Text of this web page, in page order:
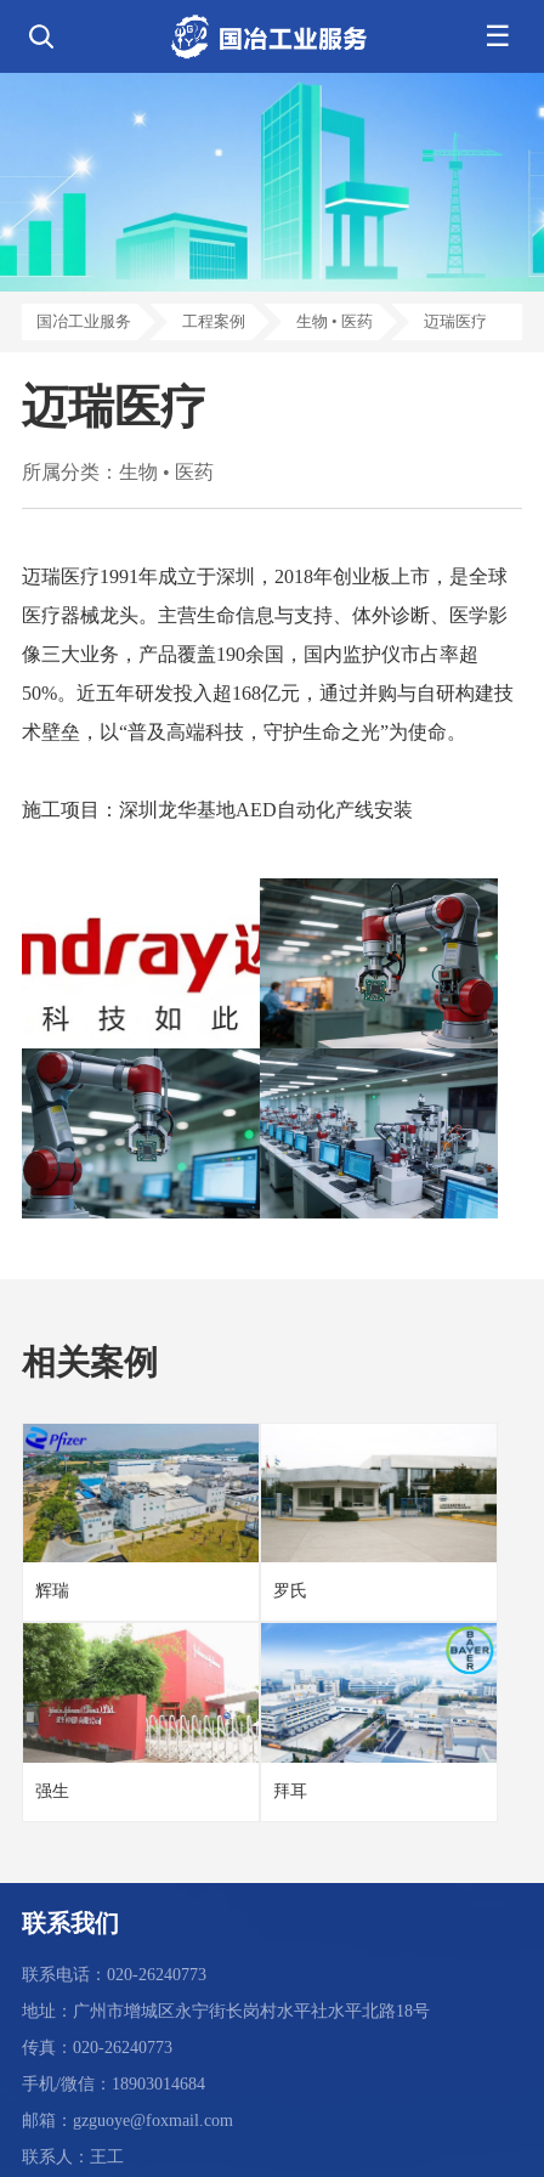
☰
公司简介
发展历程
核心业务
钢结构工程
环保工程
净化工程
弱电工程
设备安装
消防工程
中央空调
基控电箱
自动化工程
其它工程
芯片 • 半导体
人工智能 • 机器人
航天 • 低空
新能源汽车 • 智能网联
新能源 • 储能
新材料 • 特种金属
生物 • 医药
量子 • 脑机
其它
新闻中心
行业资讯
工程技巧
机电知识
安装教程
工业百科
国冶工业服务 工程案例 生物 • 医药 迈瑞医疗
迈瑞医疗
所属分类： 生物 • 医药
迈瑞医疗1991年成立于深圳，2018年创业板上市，是全球
医疗器械龙头。主营生命信息与支持、体外诊断、医学影
像三大业务，产品覆盖190余国，国内监护仪市占率超
50%。近五年研发投入超168亿元，通过并购与自研构建技
术壁垒，以“普及高端科技，守护生命之光”为使命。
施工项目：深圳龙华基地AED自动化产线安装
相关案例
辉瑞 罗氏
强生 拜耳
联系我们
联系电话：020-26240773
地址：广州市增城区永宁街长岗村水平社水平北路18号
传真：020-26240773
手机/微信：18903014684
邮箱：gzguoye@foxmail.com
联系人：王工